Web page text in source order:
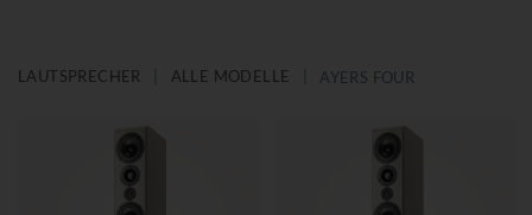
LAUTSPRECHER ALLE MODELLE AYERS FOUR